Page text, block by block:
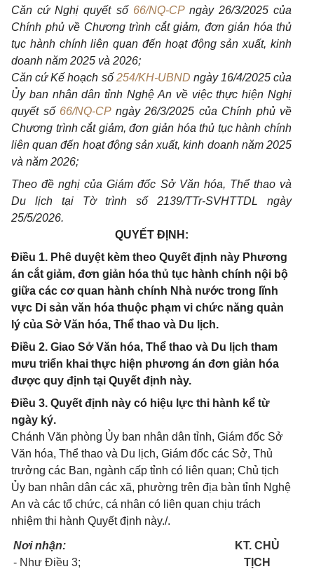
Căn cứ Nghị quyết số 66/NQ-CPngày 26/3/2025 của
Chính phủ về Chương trình cắt giảm, đơn giản hóa thủ
tục hành chính liên quan đến hoạt động sản xuất, kinh
doanh năm 2025 và 2026;
Căn cứ Kế hoạch số 254/KH-UBND ngày 16/4/2025 của
Ủy ban nhân dân tỉnh Nghệ An về việc thực hiện Nghị
quyết số 66/NQ-CPngày 26/3/2025 của Chính phủ về
Chương trình cắt giảm, đơn giản hóa thủ tục hành chính
liên quan đến hoạt động sản xuất, kinh doanh năm 2025
và năm 2026;
Theo đề nghị của Giám đốc Sở Văn hóa, Thể thao và
Du lịch tại Tờ trình số 2139/TTr-SVHTTDL ngày
25/5/2026.
QUYẾT ĐỊNH:
Điều 1. Phê duyệt kèm theo Quyết định này Phương
án cắt giảm, đơn giản hóa thủ tục hành chính nội bộ
giữa các cơ quan hành chính Nhà nước trong lĩnh
vực Di sản văn hóa thuộc phạm vi chức năng quản
lý của Sở Văn hóa, Thể thao và Du lịch.
Điều 2. Giao Sở Văn hóa, Thể thao và Du lịch tham
mưu triển khai thực hiện phương án đơn giản hóa
được quy định tại Quyết định này.
Điều 3. Quyết định này có hiệu lực thi hành kể từ
ngày ký.
Chánh Văn phòng Ủy ban nhân dân tỉnh, Giám đốc Sở
Văn hóa, Thể thao và Du lịch, Giám đốc các Sở, Thủ
trưởng các Ban, ngành cấp tỉnh có liên quan; Chủ tịch
Ủy ban nhân dân các xã, phường trên địa bàn tỉnh Nghệ
An và các tổ chức, cá nhân có liên quan chịu trách
nhiệm thi hành Quyết định này./.
Nơi nhận:
- Như Điều 3;
KT. CHỦ
TỊCH